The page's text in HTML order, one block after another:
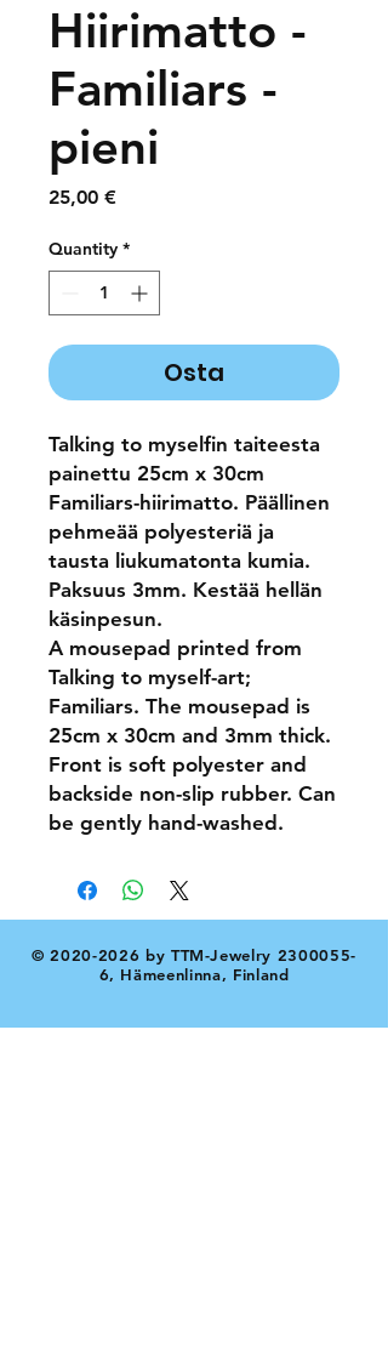
Hiirimatto -
Familiars -
pieni
25,00 €Price
Quantity *
Osta
Talking to myselfin taiteesta
painettu 25cm x 30cm
Familiars-hiirimatto. Päällinen
pehmeää polyesteriä ja
tausta liukumatonta kumia.
Paksuus 3mm. Kestää hellän
käsinpesun.
A mousepad printed from
Talking to myself-art;
Familiars. The mousepad is
25cm x 30cm and 3mm thick.
Front is soft polyester and
backside non-slip rubber. Can
be gently hand-washed.
©2020-2026 by TTM-Jewelry 2300055-
6, Hämeenlinna, Finland